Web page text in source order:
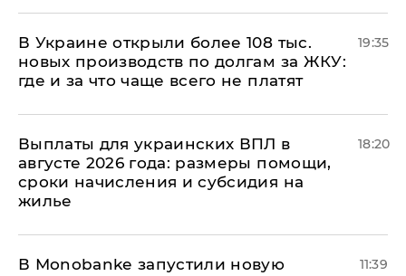
В Украине открыли более 108 тыс.
новых производств по долгам за ЖКУ:
где и за что чаще всего не платят
19:35
Выплаты для украинских ВПЛ в
августе 2026 года: размеры помощи,
сроки начисления и субсидия на
жилье
18:20
В Мonobankе запустили новую
11:39